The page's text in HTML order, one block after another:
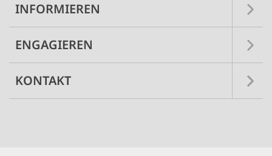
INFORMIEREN
ENGAGIEREN
KONTAKT